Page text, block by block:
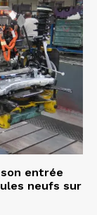
son entrée
neufs sur